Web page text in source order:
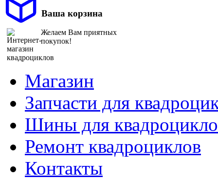
Ваша корзина
Желаем Вам приятных
покупок!
Магазин
Запчасти для
Шины для
Ремонт квадроциклов
Контакты